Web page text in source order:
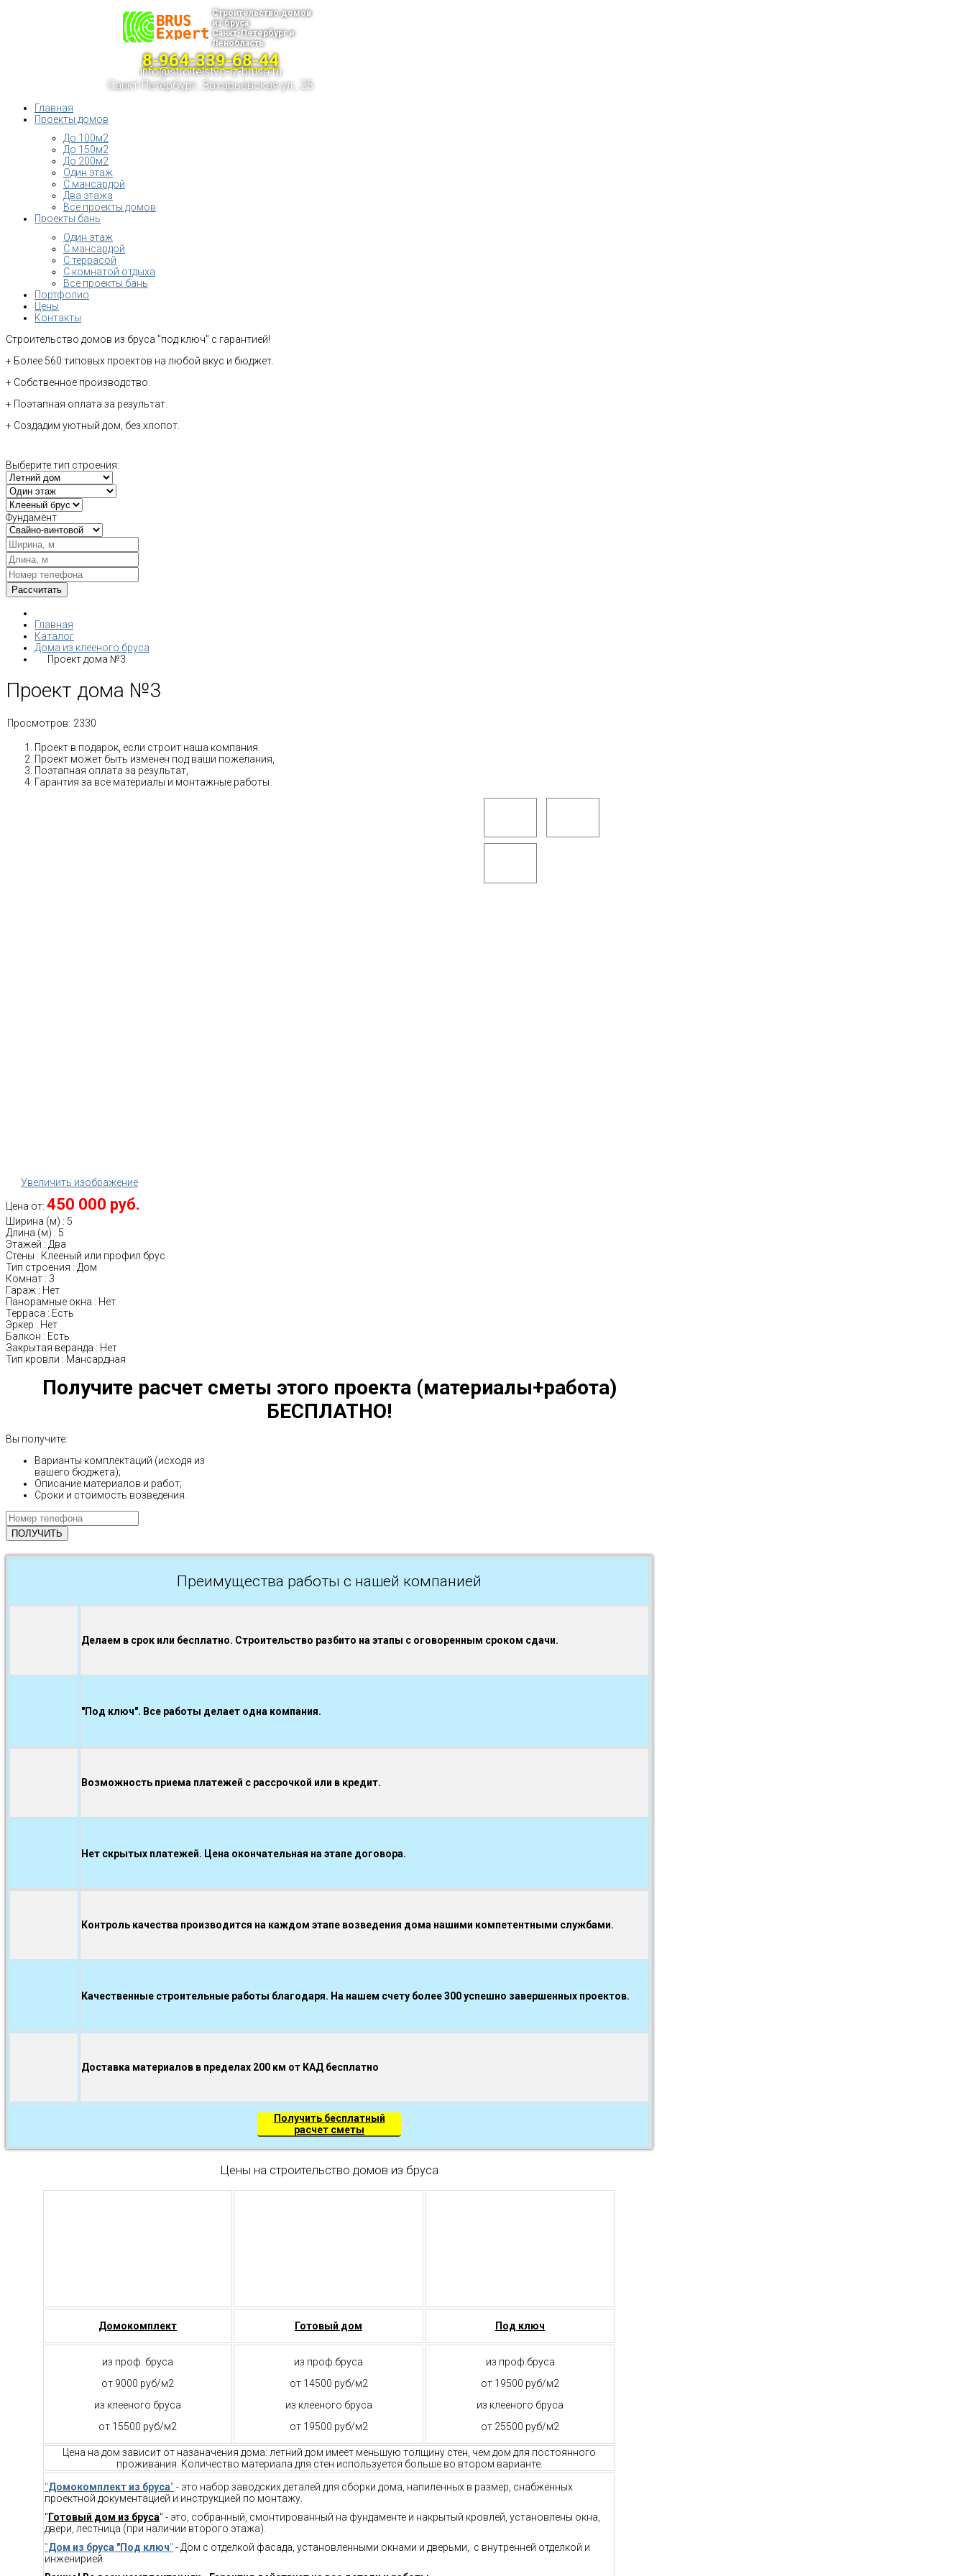
Строительство домов
из бруса
Санкт-Петербург и
Ленобласть
8-964-339-68-44
info@stroitelstvo-iz-brusa.ru
Санкт-Петербург, Захарьевская ул., 25
Главная
Проекты домов
До 100м2
До 150м2
До 200м2
Один этаж
С мансардой
Два этажа
Все проекты домов
Проекты бань
Один этаж
С мансардой
С террасой
С комнатой отдыха
Все проекты бань
Портфолио
Цены
Контакты
Строительство домов из бруса "под ключ" с гарантией!
+ Более 560 типовых проектов на любой вкус и бюджет.
+ Собственное производство.
+ Поэтапная оплата за результат.
+ Создадим уютный дом, без хлопот.
Выберите тип строения:
Фундамент
Главная
Каталог
Дома из клееного бруса
Проект дома №3
Проект дома №3
Просмотров: 2330
Проект в подарок, если строит наша компания.
Проект может быть изменен под ваши пожелания,
Поэтапная оплата за результат,
Гарантия за все материалы и монтажные работы.
Увеличить изображение
Цена от: 450 000 руб.
Ширина (м) : 5
Длина (м) : 5
Этажей : Два
Стены : Клееный или профил.брус
Тип строения : Дом
Комнат : 3
Гараж : Нет
Панорамные окна : Нет
Терраса : Есть
Эркер : Нет
Балкон : Есть
Закрытая веранда : Нет
Тип кровли : Мансардная
Получите расчет сметы этого проекта (материалы+работа)
БЕСПЛАТНО!
Вы получите:
Варианты комплектаций (исходя из
вашего бюджета);
Описание материалов и работ;
Сроки и стоимость возведения.
Преимущества работы с нашей компанией
Делаем в срок или бесплатно. Строительство разбито на этапы с оговоренным сроком сдачи.
"Под ключ". Все работы делает одна компания.
Возможность приема платежей с рассрочкой или в кредит.
Нет скрытых платежей. Цена окончательная на этапе договора.
Контроль качества производится на каждом этапе возведения дома нашими компетентными службами.
Качественные строительные работы благодаря. На нашем счету более 300 успешно завершенных проектов.
Доставка материалов в пределах 200 км от КАД бесплатно
Получить бесплатный
расчет сметы
Цены на строительство домов из бруса
Домокомплект Готовый дом Под ключ
из проф. бруса
от 9000 руб/м2
из клееного бруса
от 15500 руб/м2
из проф.бруса
от 14500 руб/м2
из клееного бруса
от 19500 руб/м2
из проф.бруса
от 19500 руб/м2
из клееного бруса
от 25500 руб/м2
Цена на дом зависит от назаначения дома: летний дом имеет меньшую толщину стен, чем дом для постоянного
проживания. Количество материала для стен используется больше во втором варианте.
"Домокомплект из бруса" - это набор заводских деталей для сборки дома, напиленных в размер, снабжённых
проектной документацией и инструкцией по монтажу.
" Готовый дом из бруса" - это, собранный, смонтированный на фундаменте и накрытый кровлей, установлены окна,
двери, лестница (при наличии второго этажа).
"Дом из бруса "Под ключ" - Дом с отделкой фасада, установленными окнами и дверьми, с внутренней отделкой и
инженирией.